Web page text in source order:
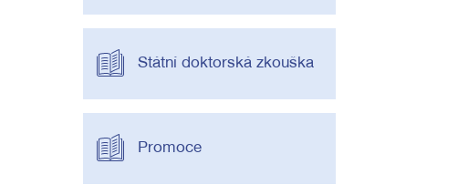
Státní doktorská zkouška
Promoce